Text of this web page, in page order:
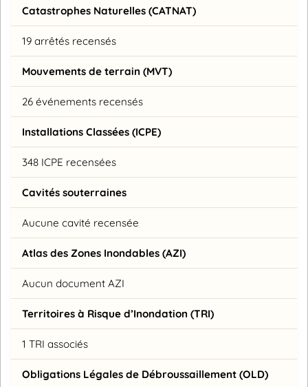
Catastrophes Naturelles (CATNAT)
19 arrêtés recensés
Mouvements de terrain (MVT)
26 événements recensés
Installations Classées (ICPE)
348 ICPE recensées
Cavités souterraines
Aucune cavité recensée
Atlas des Zones Inondables (AZI)
Aucun document AZI
Territoires à Risque d’Inondation (TRI)
1 TRI associés
Obligations Légales de Débroussaillement (OLD)